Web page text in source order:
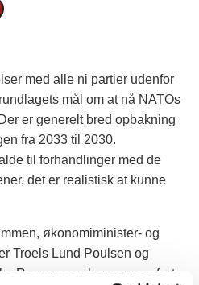
med alle ni partier udenfor
mål om at nå NATOs
er generelt bred opbakning
fra 2033 til 2030.
til forhandlinger med de
det er realistisk at kunne
økonomiminister- og
Troels Lund Poulsen og
Rasmussen har gennemført